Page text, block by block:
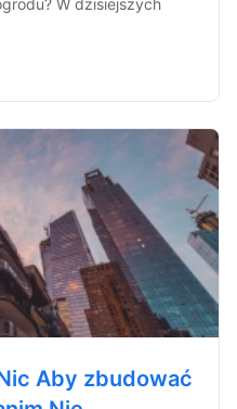
W dzisiejszych
Aby zbudować